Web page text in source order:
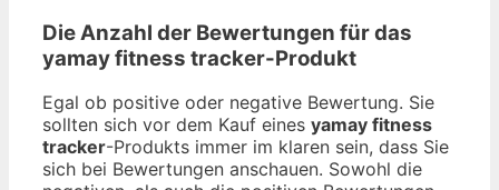
Die Anzahl der Bewertungen für das
yamay fitness tracker-Produkt
Egal ob positive oder negative Bewertung. Sie
sollten sich vor dem Kauf eines yamay fitness
tracker-Produkts immer im klaren sein, dass Sie
sich bei Bewertungen anschauen. Sowohl die